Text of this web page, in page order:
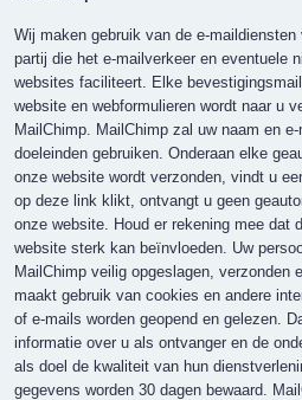
Wij maken gebruik van de e-
partij die het e-mailverkeer en eventuele
websites faciliteert. Elke
website en webformulieren wordt naar u
MailChimp. MailChimp zal uw naam en
doeleinden gebruiken. Onderaan elke
onze website wordt verzonden, vindt u
op deze link klikt, ontvangt u geen
onze website. Houd er rekening mee dat
website sterk kan beïnvloeden. Uw
MailChimp veilig opgeslagen, verzonden
maakt gebruik van cookies en andere
of e-mails worden geopend en gelezen.
informatie over u als ontvanger en de
als doel de kwaliteit van hun
gegevens worden 30 dagen bewaard.